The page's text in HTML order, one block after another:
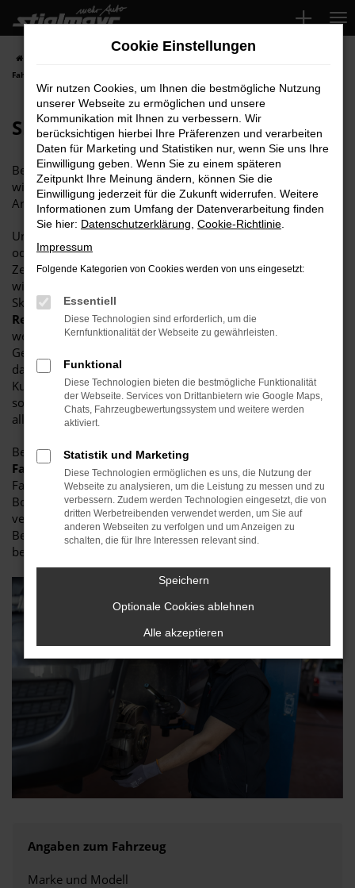
Zum
Hauptinhalt
springen
Fahrzeugvermessung
Skoda Fahrzeugvermessung
Bei Interesse an einerSkoda Fahrzeugvermessung
wir von Stiglmayr gerne für Sie da und übernehmen diese
Arbeiten gründlich und zu einem günstigen Preis.
Unser Tipp besteht darin, gleich im Rahmen von Wartung
oder Inspektion die Fahrzeugvermessung mit zu buchen, um
Zeit zu sparen und auf der sicheren Seite zu sein. Konkret
widmen wir uns in unserer Arbeit dem
Skoda und werfen einen Blick auf
Reifen
sowie dieAusrichtung der Achsen. Dies ist wichtig,
weil anderenfalls übermäßiger Verschleiß bis hin zu einer
Gefährdung der Sicherheit droht. Zu beachten ist zudem,
dass Sie nicht erst auf Quietschen beim Fahren durch
Kurven oder eine Schrägstellung des Lenkrads etc. warten
sollten, sondern in regelmäßigen Abständen checken, ob
alles an Ihrem Fahrzeug in Ordnung ist.
Beeinträchtigt werden die Werte bei einer
Fahrzeugvermessungvor allem vom individuellen
Fahrverhalten. Wann immer Ihr Fahrzeug mit einem
Bordstein kollidiert oder durch ein Schlagloch fährt,
verändert sich dessen Spur. Diese minimalen
Beeinträchtigungen summieren sich und sollten daher
besser schnell behoben werden.
Angaben zum Fahrzeug
Marke und Modell
Cookie Einstellungen
Wir nutzen Cookies, um Ihnen die bestmögliche Nutzung
unserer Webseite zu ermöglichen und unsere
Kommunikation mit Ihnen zu verbessern. Wir
berücksichtigen hierbei Ihre Präferenzen und verarbeiten
Daten für Marketing und Statistiken nur, wenn Sie uns Ihre
Einwilligung geben. Wenn Sie zu einem späteren
Zeitpunkt Ihre Meinung ändern, können Sie die
Einwilligung jederzeit für die Zukunft widerrufen. Weitere
Informationen zum Umfang der Datenverarbeitung finden
Sie hier: Datenschutzerklärung Cookie-Richtlinie
Impressum
Folgende Kategorien von Cookies werden von uns eingesetzt:
Essentiell
Diese Technologien sind erforderlich, um die
Kernfunktionalität der Webseite zu gewährleisten.
Funktional
Diese Technologien bieten die bestmögliche Funktionalität
der Webseite. Services von Drittanbietern wie Google Maps,
Chats, Fahrzeugbewertungssystem und weitere werden
aktiviert.
Statistik und Marketing
Diese Technologien ermöglichen es uns, die Nutzung der
Webseite zu analysieren, um die Leistung zu messen und zu
verbessern. Zudem werden Technologien eingesetzt, die von
dritten Werbetreibenden verwendet werden, um Sie auf
anderen Webseiten zu verfolgen und um Anzeigen zu
schalten, die für Ihre Interessen relevant sind.
Speichern
Optionale Cookies ablehnen
Alle akzeptieren